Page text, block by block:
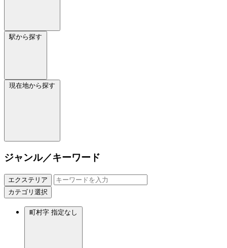
駅から探す
現在地から探す
ジャンル／キーワード
エクステリア
カテゴリ選択
町村字 指定なし